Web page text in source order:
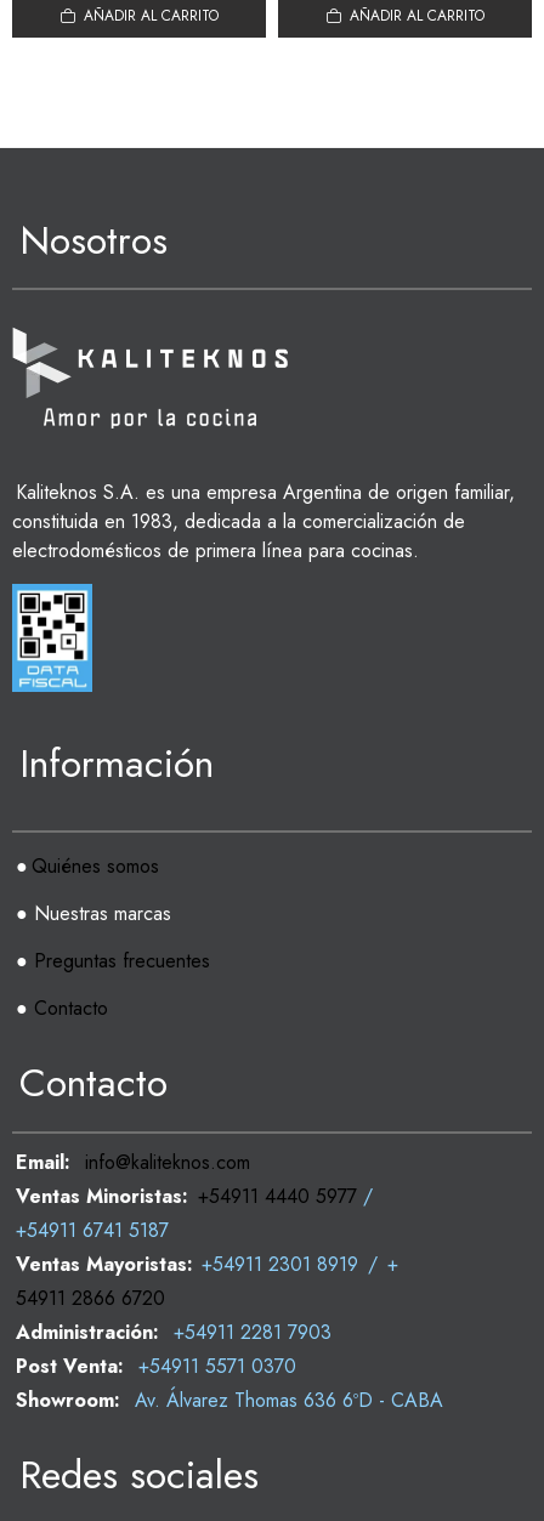
AÑADIR AL CARRITO AÑADIR AL CARRITO
Nosotros
Kaliteknos S.A. es una empresa Argentina de origen familiar,
constituida en 1983, dedicada a la comercialización de
electrodomésticos de primera línea para cocinas.
Información
● Quiénes somos
● Nuestras marcas
● Preguntas frecuentes
● Contacto
Contacto
Email:
info@kaliteknos.com
Ventas Minoristas: +54911 4440 5977 /
+54911 6741 5187
Ventas Mayoristas: +54911 2301 8919 / +
54911 2866 6720
Administración: +54911 2281 7903
Post Venta: +54911 5571 0370
Showroom: Av. Álvarez Thomas 636 6ºD - CABA
Redes sociales